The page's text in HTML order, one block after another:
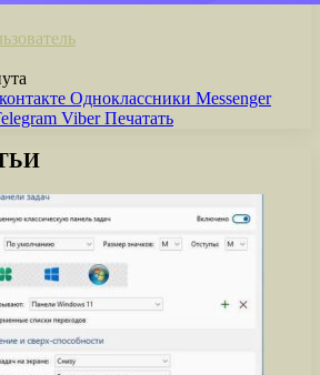
Одноклассники Messenger
Viber Печатать